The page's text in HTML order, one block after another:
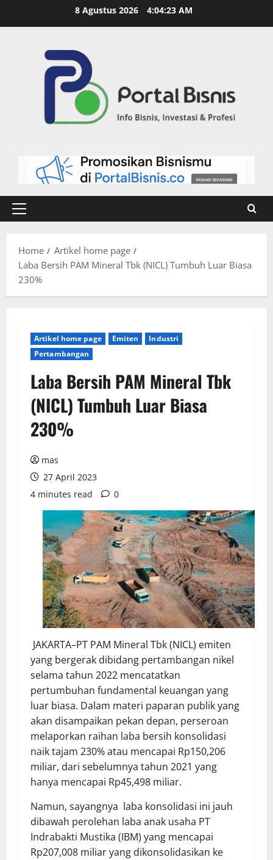
8 Agustus 2026 4:04:24 AM
Home
Artikel home page
Laba Bersih PAM Mineral Tbk (NICL) Tumbuh Luar Biasa
230%
Artikel home page Emiten
Industri
Pertambangan
Laba Bersih PAM Mineral Tbk
(NICL) Tumbuh Luar Biasa
230%
mas
27 April 2023
4 minutes read
0
JAKARTA–PT PAM Mineral Tbk (NICL) emiten
yang bergerak dibidang pertambangan nikel
selama tahun 2022 mencatatkan
pertumbuhan fundamental keuangan yang
luar biasa. Dalam materi paparan publik yang
akan disampaikan pekan depan, perseroan
melaporkan raihan laba bersih konsolidasi
naik tajam 230% atau mencapai Rp150,206
miliar, dari sebelumnya tahun 2021 yang
hanya mencapai Rp45,498 miliar.
Namun, sayangnya laba konsolidasi ini jauh
dibawah perolehan laba anak usaha PT
Indrabakti Mustika (IBM) yang mencapai
Rp207,008 miliar yang dikonsolidasikan ke